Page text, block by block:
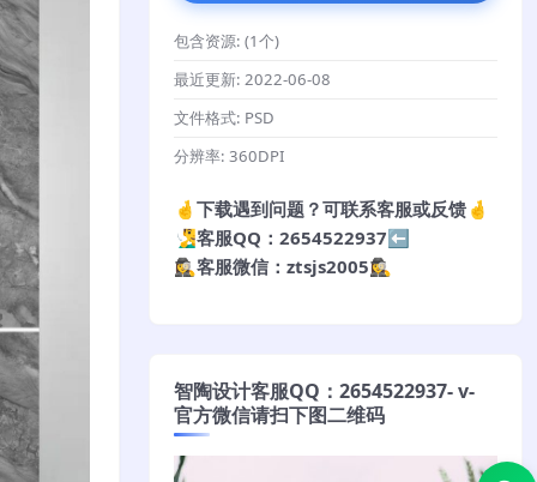
包含资源: (1个)
最近更新: 2022-06-08
文件格式: PSD
分辨率: 360DPI
🤞下载遇到问题？可联系客服或反馈🤞
🧏‍♂️客服QQ：2654522937⬅️
🕵️‍♀️客服微信：ztsjs2005🕵️‍♀️
智陶设计客服QQ：2654522937- v-
官方微信请扫下图二维码